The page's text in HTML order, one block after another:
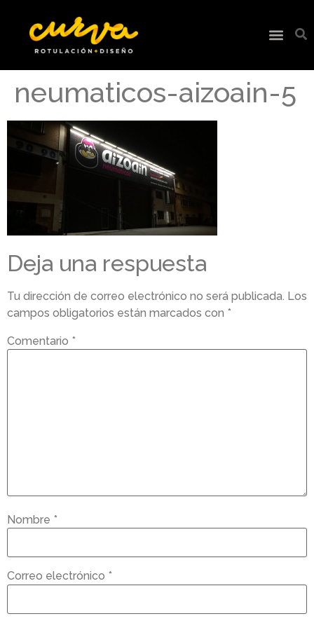
neumaticos-aizoain-5
Deja una respuesta
Tu dirección de correo electrónico no será publicada. Los
campos obligatorios están marcados con *
Comentario *
Nombre *
Correo electrónico *